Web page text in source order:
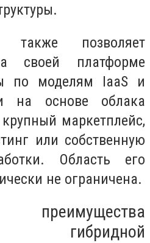
также позволяет
своей платформе
по моделям IaaS и
на основе облака
маркетплейс,
или собственную
Область его
не ограничена.
гибридной